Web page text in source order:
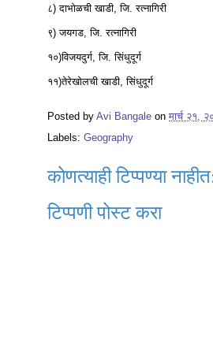
८) दाभोळची खाडी, जि. रत्नागिरी
९) जयगड, जि. रत्नागिरी
१०)विजयदुर्ग, जि. सिंधुदूर्ग
११)तेरेखोलची खाडी, सिंधुदूर्ग
Posted by Avi Bangale on मार्च २१,
Labels: Geography
कोणत्याही टिप्पण्‍या
टिप्पणी पोस्ट करा